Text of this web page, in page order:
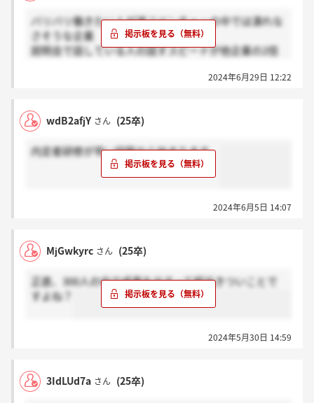
バリバリ働きたい人が選ぶベンチャーの中では潰れな
さそうな企業
説明会で話している人の話すスピードが他企業の2倍
2024年6月29日 12:22
wdB2afjY さん (25卒)
内定者研修が早い段階から始まります。
2024年6月5日 14:07
MjGwkyrc さん (25卒)
正直、300人の中で成果を出すって相当きついことで
すよね？
2024年5月30日 14:59
3IdLUd7a さん (25卒)